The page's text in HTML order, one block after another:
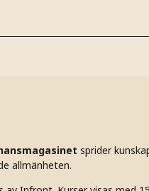
sprider
allmänheten.